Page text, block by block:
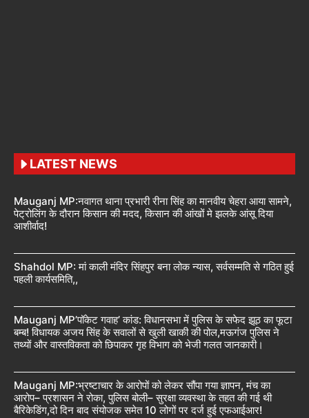
LATEST NEWS
Mauganj MP:नवागत थाना प्रभारी रीना सिंह का मानवीय चेहरा आया सामने,
पेट्रोलिंग के दौरान किसान की मदद, किसान की आंखों मे झलके आंसू दिया
आशीर्वाद!
Shahdol MP: मां काली मंदिर सिंहपुर बना लोक न्यास, सर्वसम्मति से गठित हुई
पहली कार्यसमिति,,
Mauganj MP’पॉकेट गवाह’ कांड: विधानसभा में पुलिस के सफेद झूठ का फूटा
बम्ब! विधायक अजय सिंह के सवालों से खुली खाकी की पोल,मऊगंज पुलिस ने
तथ्यों और वास्तविकता को छिपाकर गृह विभाग को भेजी गलत जानकारी।
Mauganj MP:भ्रष्टाचार के आरोपों को लेकर सौंपा गया ज्ञापन, मंच का
आरोप– प्रशासन ने रोका, पुलिस बोली– सुरक्षा व्यवस्था के तहत की गई थी
बैरिकेडिंग,दो दिन बाद संयोजक समेत 10 लोगों पर दर्ज हुई एफआईआर!